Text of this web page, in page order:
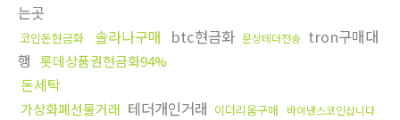
는곳
코인돈현금화 솔라나구매 btc현금화 문상테더전송 tron구매대
행 롯데상품권현금화94%
돈세탁
가상화폐선물거래 테더개인거래 이더리움구매 바이낸스코인삽니다